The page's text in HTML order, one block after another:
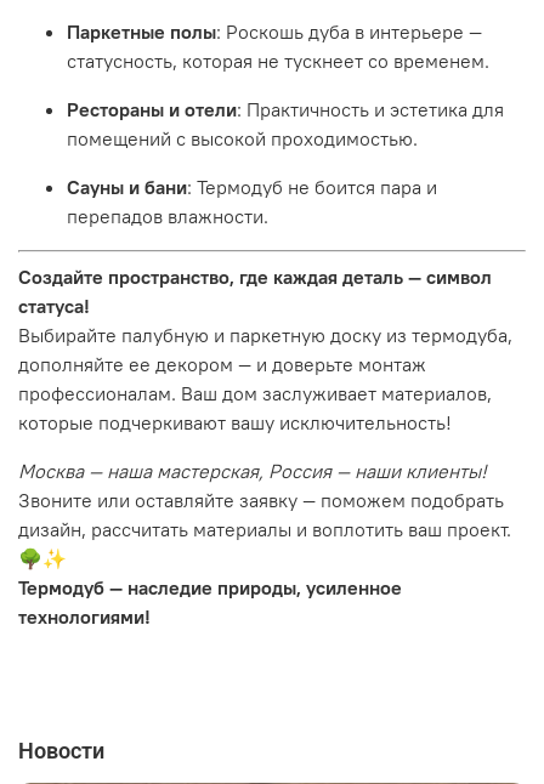
Паркетные полы: Роскошь дуба в интерьере —
статусность, которая не тускнеет со временем.
Рестораны и отели: Практичность и эстетика для
помещений с высокой проходимостью.
Сауны и бани: Термодуб не боится пара и
перепадов влажности.
Создайте пространство, где каждая деталь — символ
статуса!
Выбирайте палубную и паркетную доску из термодуба,
дополняйте ее декором — и доверьте монтаж
профессионалам. Ваш дом заслуживает материалов,
которые подчеркивают вашу исключительность!
Москва — наша мастерская, Россия — наши клиенты!
Звоните или оставляйте заявку — поможем подобрать
дизайн, рассчитать материалы и воплотить ваш проект.
🌳✨
Термодуб — наследие природы, усиленное
технологиями!
Новости